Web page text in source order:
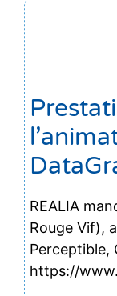
REALIA
Rouge Vif),
Perceptible,
https://